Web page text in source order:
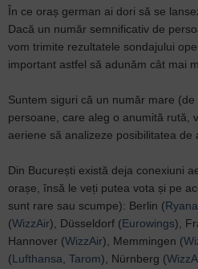
În ce oraș german ai dori să se
Dacă un număr semnificativ de
vom trimite rezultatele sondajului
important astfel să adunăm cât mai
Suntem siguri că un număr mare
persoane, care aleg o anumită rută,
aeriene să analizeze posibilitatea de
Din București există deja conexiuni
orașe, însă le veți putea vota și pe
sunt rare sau scumpe): Berlin (
(WizzAir), Düsseldorf (Eurowings),
Hannover (WizzAir), Memmingen (
(Lufthansa Tarom), Nürnberg (